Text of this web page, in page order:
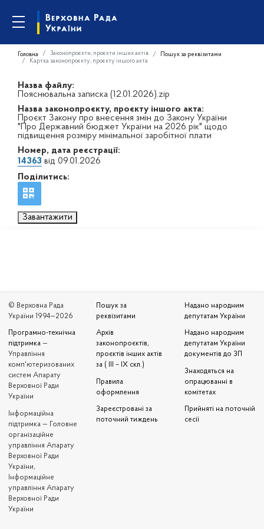
Головна Законопроєкти, проєкти інших актів
Пошук за реквізитами
Картка законопроєкту, проєкту іншого акта
Назва файлу:
Пояснювальна записка (12.01.2026).zip
Назва законопроєкту, проєкту іншого акта:
Проєкт Закону про внесення змін до Закону України
"Про Державний бюджет України на 2026 рік" щодо
підвищення розміру мінімальної заробітної плати
Номер, дата реєстрації:
14363 від 09.01.2026
Поділитись:
Завантажити
© Верховна Рада
України 1994—2026
Програмно-технічна
підтримка —
Управління
комп'ютеризованих
систем Апарату
Верховної Ради
України
Iнформаційна
підтримка — Головне
організаційне
управління Апарату
Верховної Ради
України,
Інформаційне
управління Апарату
Верховної Ради
України
Пошук за
реквізитами
Архів
законопроєктів,
проєктів інших актів
за ( III – IX скл.)
Правила
оформлення
Зареєстровані за
поточний тиждень
Надано народним
депутатам України
Надано народним
депутатам України
документів до ЗП
Знаходяться на
опрацюванні в
комітетах
Прийняті на поточній
сесії